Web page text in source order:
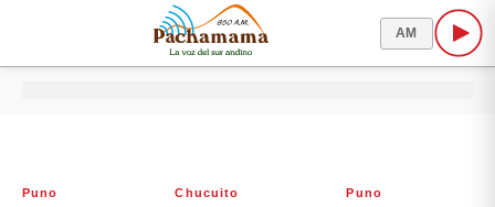
AM
Puno Chucuito Puno